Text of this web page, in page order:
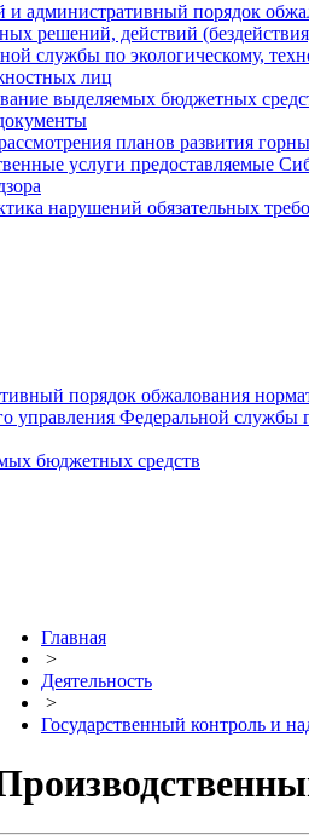
и административный порядок
решений, действий
службы по экологическому,
лиц
выделяемых бюджетных
планов развития
услуги предоставляемые
нарушений обязательных
порядок обжалования
управления Федеральной службы
бюджетных средств
Главная
>
Деятельность
>
Государственный контроль и